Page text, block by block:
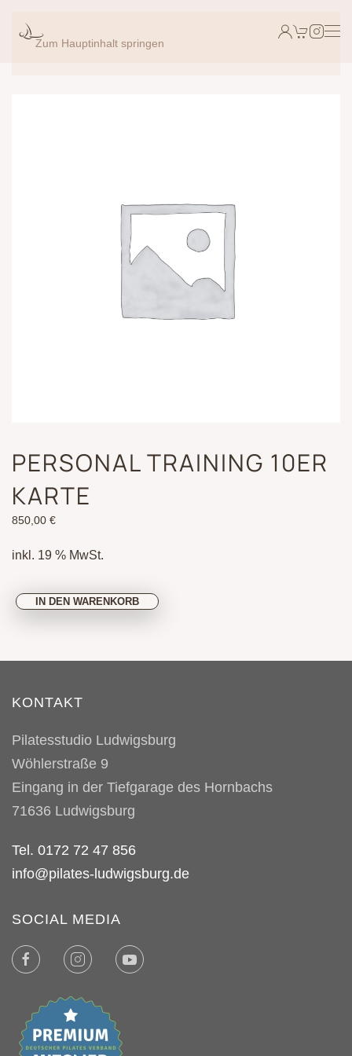
Zum Hauptinhalt springen
PERSONAL TRAINING 10ER
KARTE
850,00 €
inkl. 19 % MwSt.
Personal
Menge
IN DEN WARENKORB
KONTAKT
Pilatesstudio Ludwigsburg
Wöhlerstraße 9
Eingang in der Tiefgarage des Hornbachs
71636 Ludwigsburg
Tel. 0172 72 47 856
info@pilates-ludwigsburg.de
SOCIAL MEDIA